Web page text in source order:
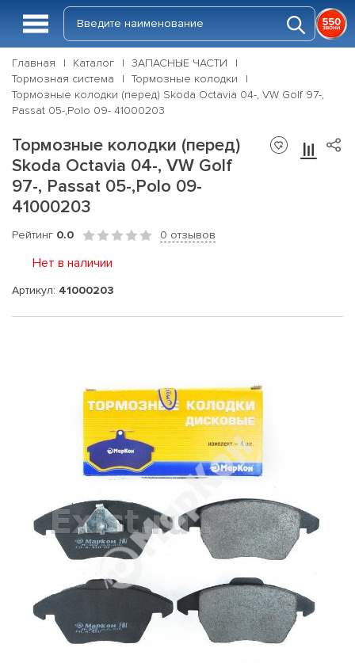
Главная Каталог
ЗАПАСНЫЕ ЧАСТИ
Тормозная система
Тормозные колодки
Тормозные колодки (перед) Skoda Octavia 04-, VW Golf 97-,
Passat 05-,Polo 09- 41000203
Тормозные колодки (перед)
Skoda Octavia 04-, VW Golf
97-, Passat 05-,Polo 09-
41000203
Рейтинг 0.0 0 отзывов
Нет в наличии
Артикул: 41000203